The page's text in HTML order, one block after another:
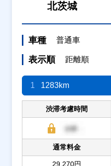
北茨城
車種 普通車
表示順 距離順
1 1283km
渋滞考慮時間
通常料金
29,270円